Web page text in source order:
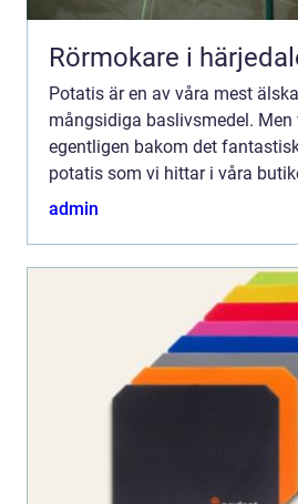
Rörmokare i
Potatis är en av våra mest
mångsidiga baslivsmedel. Men
egentligen bakom det
potatis som vi hittar i våra
djupdykning i potatisodlandets
admin